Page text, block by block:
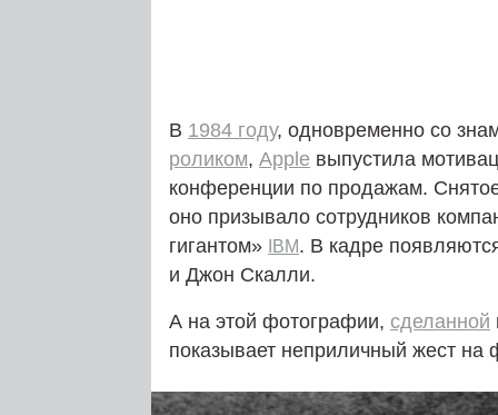
В 1984 году, одновременно со
роликом, Apple выпустила
конференции по продажам.
оно призывало сотрудников
гигантом» IBM. В кадре
и Джон Скалли.
А на этой фотографии, сделанной
показывает неприличный жест на